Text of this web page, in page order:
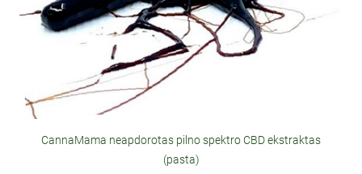
CannaMama neapdorotas pilno spektro CBD ekstraktas
(pasta)